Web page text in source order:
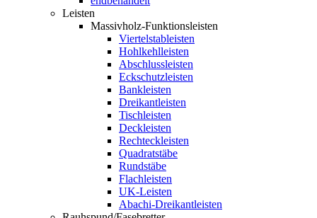
Leisten
Massivholz-Funktionsleisten
Viertelstableisten
Hohlkehlleisten
Abschlussleisten
Eckschutzleisten
Bankleisten
Dreikantleisten
Tischleisten
Deckleisten
Rechteckleisten
Quadratstäbe
Rundstäbe
Flachleisten
UK-Leisten
Abachi-Dreikantleisten